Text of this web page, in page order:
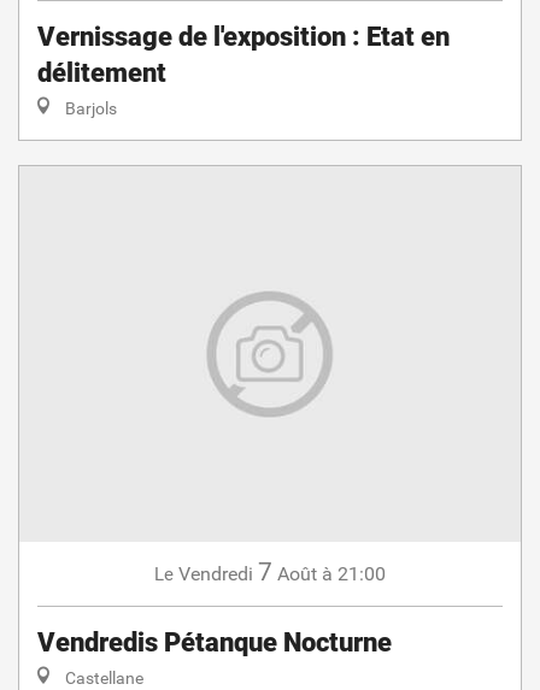
Vernissage de l'exposition : Etat en
délitement
Barjols
Le Vendredi 7 Août à 21:00
Vendredis Pétanque Nocturne
Castellane